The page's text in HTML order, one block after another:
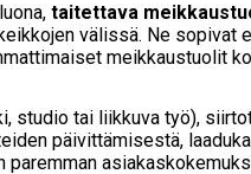
taitettava
välissä. Ne sopivat
meikkaustuolit
studio tai liikkuva työ),
päivittämisestä,
paremman